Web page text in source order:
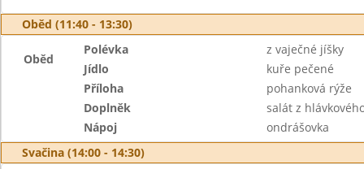
Oběd (11:40 - 13:30)
Oběd
Polévka
z vaječné jíšky
Jídlo
kuře pečené
Příloha
pohanková rýže
Doplněk
salát z
Nápoj
ondrášovka
Svačina (14:00 - 14:30)